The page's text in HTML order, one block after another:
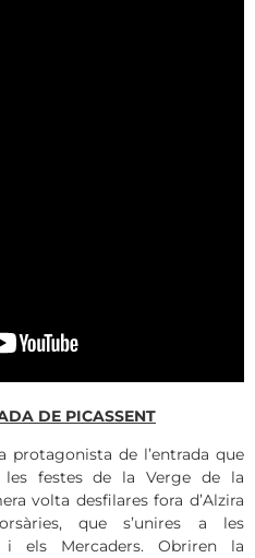
DE PICASSENT
protagonista de l’entrada que
les festes de la Verge de la
volta desfilares fora d’Alzira
que s’unires a les
i els Mercaders. Obriren la